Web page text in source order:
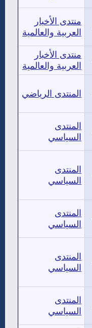
منتدى الأخبار
العربية والعالمية
منتدى الأخبار
العربية والعالمية
المنتدى الرياضي
المنتدى
السياسي
المنتدى
السياسي
المنتدى
السياسي
المنتدى
السياسي
المنتدى
السياسي